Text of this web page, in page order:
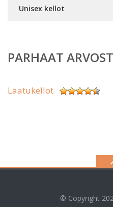
Unisex kellot
PARHAAT
Laatukellot
© Copyright